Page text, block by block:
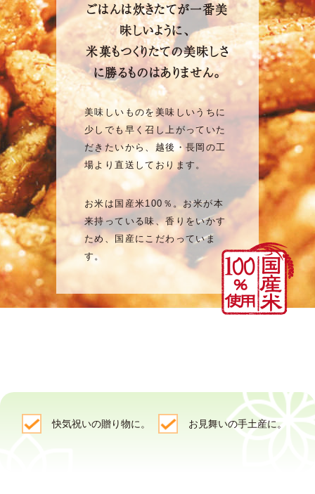
ごはんは炊きたてが一番美
味しいように、
米菓もつくりたての美味しさ
に勝るものはありません。
美味しいものを美味しいうちに
少しでも早く召し上がっていた
だきたいから、越後・長岡の工
場より直送しております。
お米は国産米100％。お米が本
来持っている味、香りをいかす
ため、国産にこだわっていま
す。
快気祝いの贈り物に。 お見舞いの手土産に。